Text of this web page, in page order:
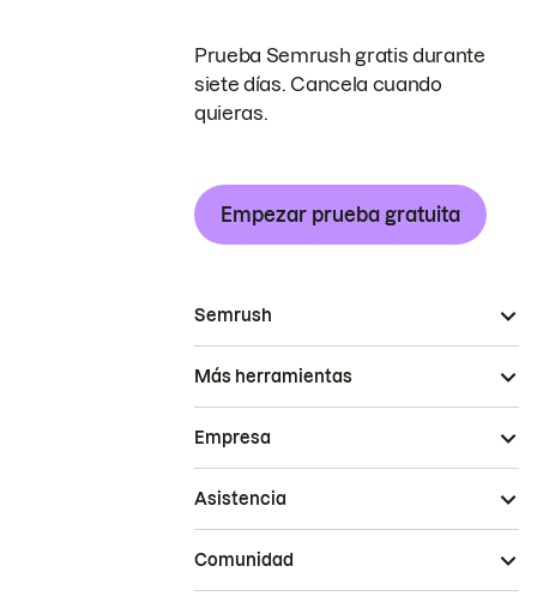
Prueba Semrush gratis durante
siete días. Cancela cuando
quieras.
Empezar prueba gratuita
Semrush
Más herramientas
Empresa
Asistencia
Comunidad